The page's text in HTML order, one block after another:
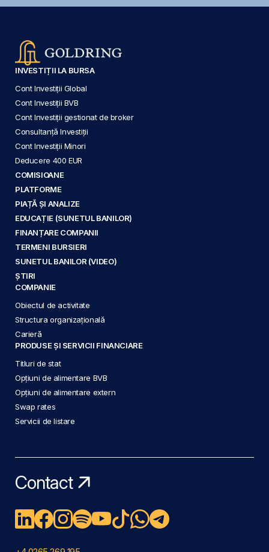
INVESTIȚII LA BURSA
Cont Investiții Global
Cont Investiții BVB
Cont Investiții gestionat de broker
Consultanță Investiții
Cont Investiții Minori
Deducere 400 EUR
COMISIOANE
PLATFORME
PIAȚĂ ȘI ANALIZE
EDUCAȚIE (SUNETUL BANILOR)
FINANȚARE COMPANII
TERMENI BURSIERI
SUNETUL BANILOR (VIDEO)
ȘTIRI
COMPANIE
Obiectul de activitate
Structura organizațională
Carieră
PRODUSE ȘI SERVICII FINANCIARE
Titluri de stat
Opțiuni de alimentare BVB
Opțiuni de alimentare extern
Swap rates
Servicii de listare
Contact